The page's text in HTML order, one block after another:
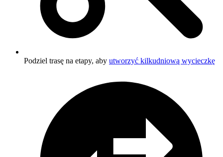
Podziel trasę na etapy, aby utworzyć kilkudniową wycieczkę